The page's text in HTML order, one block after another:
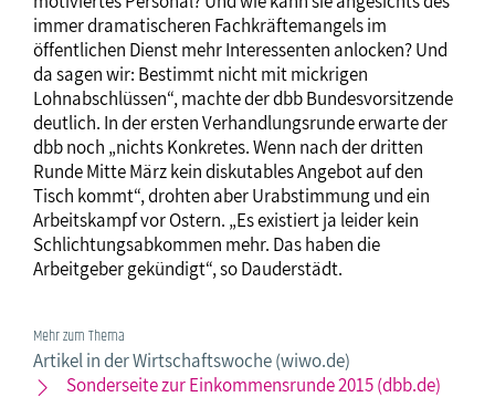
immer dramatischeren Fachkräftemangels im
öffentlichen Dienst mehr Interessenten anlocken? Und
da sagen wir: Bestimmt nicht mit mickrigen
Lohnabschlüssen“, machte der dbb Bundesvorsitzende
deutlich. In der ersten Verhandlungsrunde erwarte der
dbb noch „nichts Konkretes. Wenn nach der dritten
Runde Mitte März kein diskutables Angebot auf den
Tisch kommt“, drohten aber Urabstimmung und ein
Arbeitskampf vor Ostern. „Es existiert ja leider kein
Schlichtungsabkommen mehr. Das haben die
Arbeitgeber gekündigt“, so Dauderstädt.
Mehr zum Thema
Artikel in der Wirtschaftswoche (wiwo.de)
Sonderseite zur Einkommensrunde 2015 (dbb.de)